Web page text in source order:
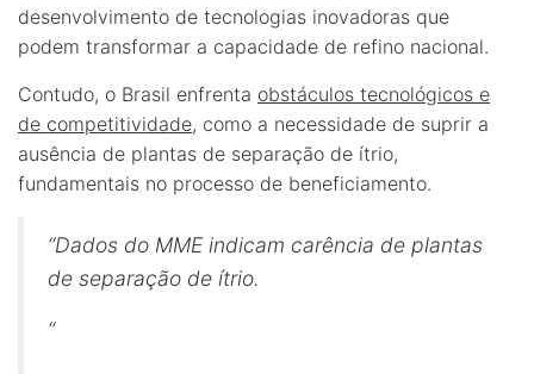
desenvolvimento de tecnologias inovadoras que
podem transformar a capacidade de refino nacional.
Contudo, o Brasil enfrenta obstáculos tecnológicos e
de competitividade, como a necessidade de suprir a
ausência de plantas de separação de ítrio,
fundamentais no processo de beneficiamento.
“Dados do MME indicam carência de plantas
de separação de ítrio.
“